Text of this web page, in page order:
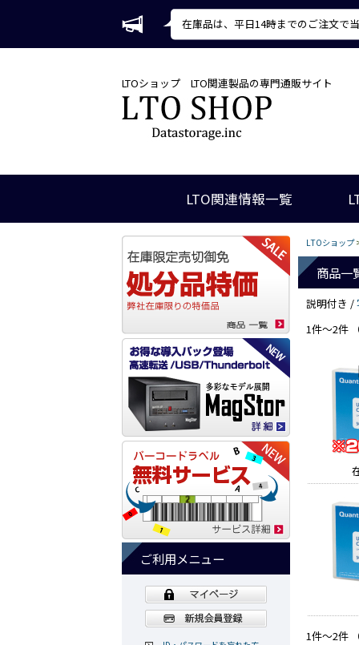
在庫品は、平日14時までのご注文で
LTOショップ LTO関連製品の専門通販サイト
LTO関連情報一覧
ご利用メニュー
LTOショップ
商品一
説明付き /
1件～2件
1件～2件